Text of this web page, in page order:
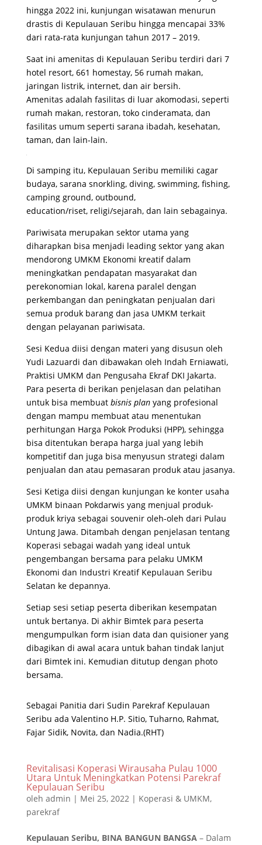
hingga 2022 ini, kunjungan wisatawan menurun
drastis di Kepulauan Seribu hingga mencapai 33%
dari rata-rata kunjungan tahun 2017 – 2019.
Saat ini amenitas di Kepulauan Seribu terdiri dari 7
hotel resort, 661 homestay, 56 rumah makan,
jaringan listrik, internet, dan air bersih.
Amenitas adalah fasilitas di luar akomodasi, seperti
rumah makan, restoran, toko cinderamata, dan
fasilitas umum seperti sarana ibadah, kesehatan,
taman, dan lain-lain.
Di samping itu, Kepulauan Seribu memiliki cagar
budaya, sarana snorkling, diving, swimming, fishing,
camping ground, outbound,
education/riset, religi/sejarah, dan lain sebagainya.
Pariwisata merupakan sektor utama yang
diharapkan bisa menjadi leading sektor yang akan
mendorong UMKM Ekonomi kreatif dalam
meningkatkan pendapatan masyarakat dan
perekonomian lokal, karena paralel dengan
perkembangan dan peningkatan penjualan dari
semua produk barang dan jasa UMKM terkait
dengan pelayanan pariwisata.
Sesi Kedua diisi dengan materi yang disusun oleh
Yudi Lazuardi dan dibawakan oleh Indah Erniawati,
Praktisi UMKM dan Pengusaha Ekraf DKI Jakarta.
Para peserta di berikan penjelasan dan pelatihan
untuk bisa membuat bisnis plan yang profesional
dengan mampu membuat atau menentukan
perhitungan Harga Pokok Produksi (HPP), sehingga
bisa ditentukan berapa harga jual yang lebih
kompetitif dan juga bisa menyusun strategi dalam
penjualan dan atau pemasaran produk atau jasanya.
Sesi Ketiga diisi dengan kunjungan ke konter usaha
UMKM binaan Pokdarwis yang menjual produk-
produk kriya sebagai souvenir oleh-oleh dari Pulau
Untung Jawa. Ditambah dengan penjelasan tentang
Koperasi sebagai wadah yang ideal untuk
pengembangan bersama para pelaku UMKM
Ekonomi dan Industri Kreatif Kepulauan Seribu
Selatan ke depannya.
Setiap sesi setiap peserta diberikan kesempatan
untuk bertanya. Di akhir Bimtek para peserta
mengumpulkan form isian data dan quisioner yang
dibagikan di awal acara untuk bahan tindak lanjut
dari Bimtek ini. Kemudian ditutup dengan photo
bersama.
Sebagai Panitia dari Sudin Parekraf Kepulauan
Seribu ada Valentino H.P. Sitio, Tuharno, Rahmat,
Fajar Sidik, Novita, dan Nadia.(RHT)
Revitalisasi Koperasi Wirausaha Pulau 1000
Utara Untuk Meningkatkan Potensi Parekraf
Kepulauan Seribu
oleh admin | Mei 25, 2022| Koperasi & UMKM,
parekraf
Kepulauan Seribu, BINA BANGUN BANGSA – Dalam